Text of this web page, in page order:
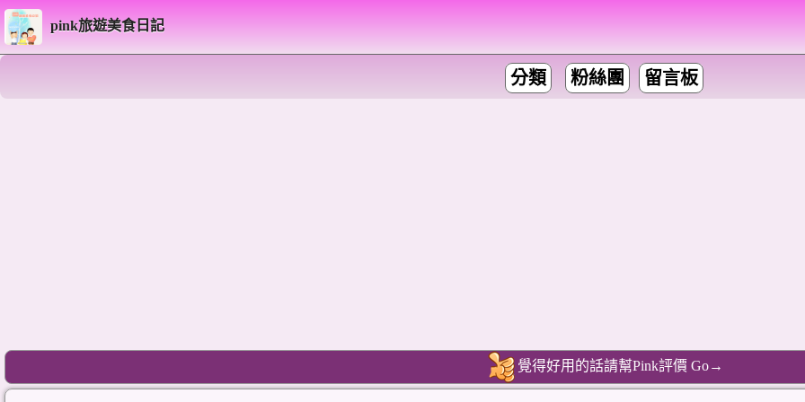
pink旅遊美食日記
分類 粉絲團 留言板
覺得好用的話請幫Pink評價 Go→